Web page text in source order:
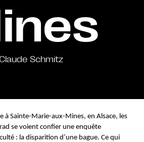
Schmitz
à Sainte-Marie-aux-Mines, en Alsace, les
se voient confier une enquête
: la disparition d’une bague. Ce qui